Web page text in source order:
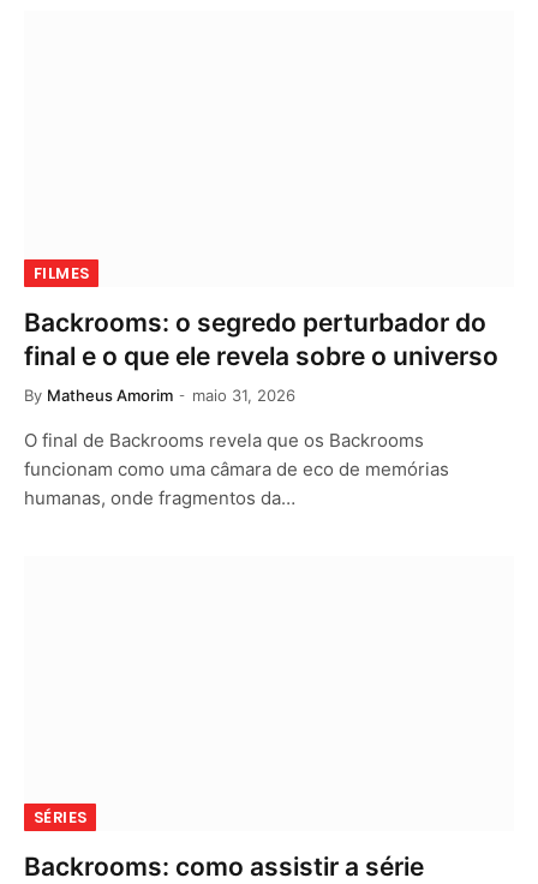
FILMES
Backrooms: o segredo perturbador do
final e o que ele revela sobre o universo
By Matheus Amorim maio 31, 2026
O final de Backrooms revela que os Backrooms
funcionam como uma câmara de eco de memórias
humanas, onde fragmentos da…
SÉRIES
Backrooms: como assistir a série